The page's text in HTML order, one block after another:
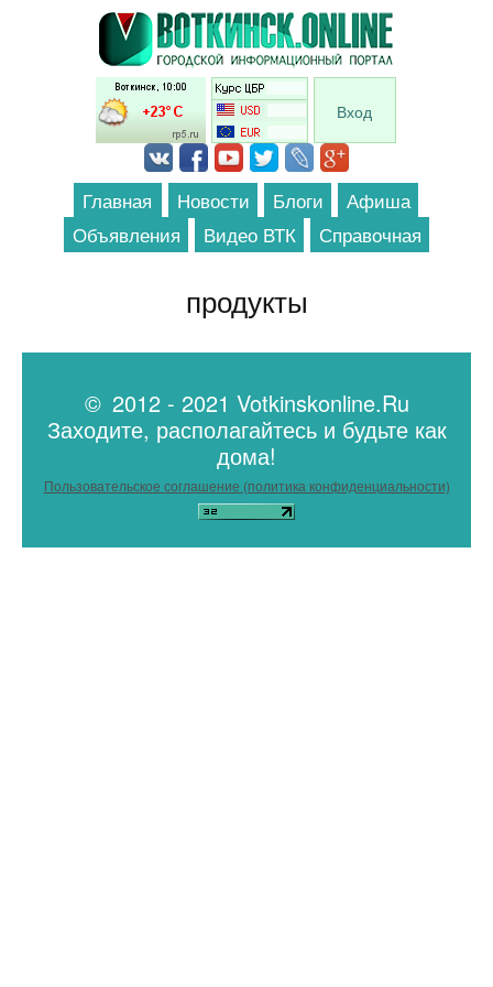
Перейти к основному содержанию
Вход
Главная Новости Блоги
Афиша
Объявления
Видео ВТК Справочная
продукты
© 2012 - 2021 Votkinskonline.Ru
Заходите, располагайтесь и будьте как
дома!
Пользовательское соглашение (политика конфиденциальности)